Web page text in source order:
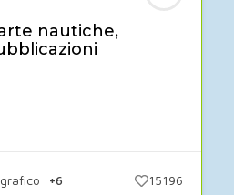
nautiche,
+6 15196